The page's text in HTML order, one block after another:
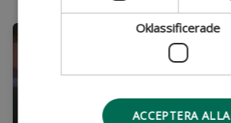
Oklassificerade
ACCEPTERA ALLA